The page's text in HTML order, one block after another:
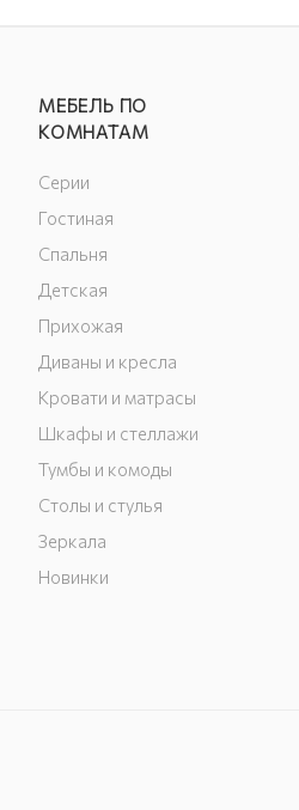
МЕБЕЛЬ ПО
КОМНАТАМ
Серии
Гостиная
Спальня
Детская
Прихожая
Диваны и кресла
Кровати и матрасы
Шкафы и стеллажи
Тумбы и комоды
Столы и стулья
Зеркала
Новинки